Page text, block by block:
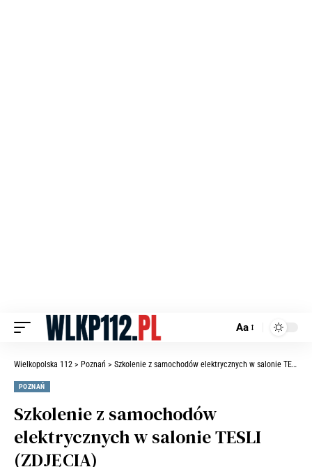
Aa
Wielkopolska 112 > Poznań > Szkolenie z samochodów elektrycznych w salonie TESLI (ZDJĘCIA)
POZNAŃ
Szkolenie z samochodów
elektrycznych w salonie TESLI
(ZDJĘCIA)